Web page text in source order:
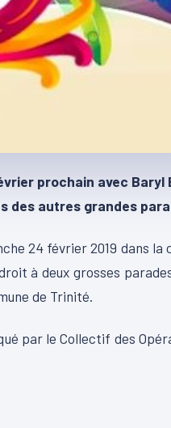
prochain avec Baryl
des autres grandes
24 février 2019 dans la
à deux grosses
de Trinité.
par le Collectif des